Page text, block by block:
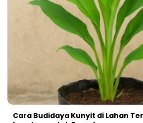
Cara Budidaya Kunyit di Lahan